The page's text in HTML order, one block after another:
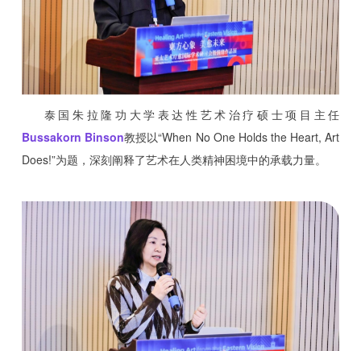
泰国朱拉隆功大学表达性艺术治疗硕士项目主任
Bussakorn Binson教授以“When No One Holds the Heart, Art
Does!”为题，深刻阐释了艺术在人类精神困境中的承载力量。